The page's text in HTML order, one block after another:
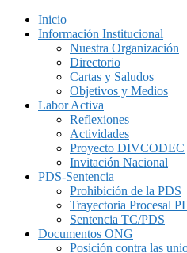
Inicio
Información Institucional
Nuestra Organización
Directorio
Cartas y Saludos
Objetivos y Medios
Labor Activa
Reflexiones
Actividades
Proyecto DIVCODEC
Invitación Nacional
PDS-Sentencia
Prohibición de la PDS
Trayectoria Procesal
Sentencia TC/PDS
Documentos ONG
Posición contra las